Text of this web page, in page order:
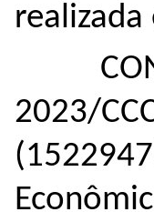
2023/
(1522947